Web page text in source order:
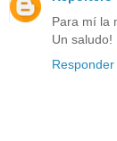
Para mí la
Un saludo!
Responder